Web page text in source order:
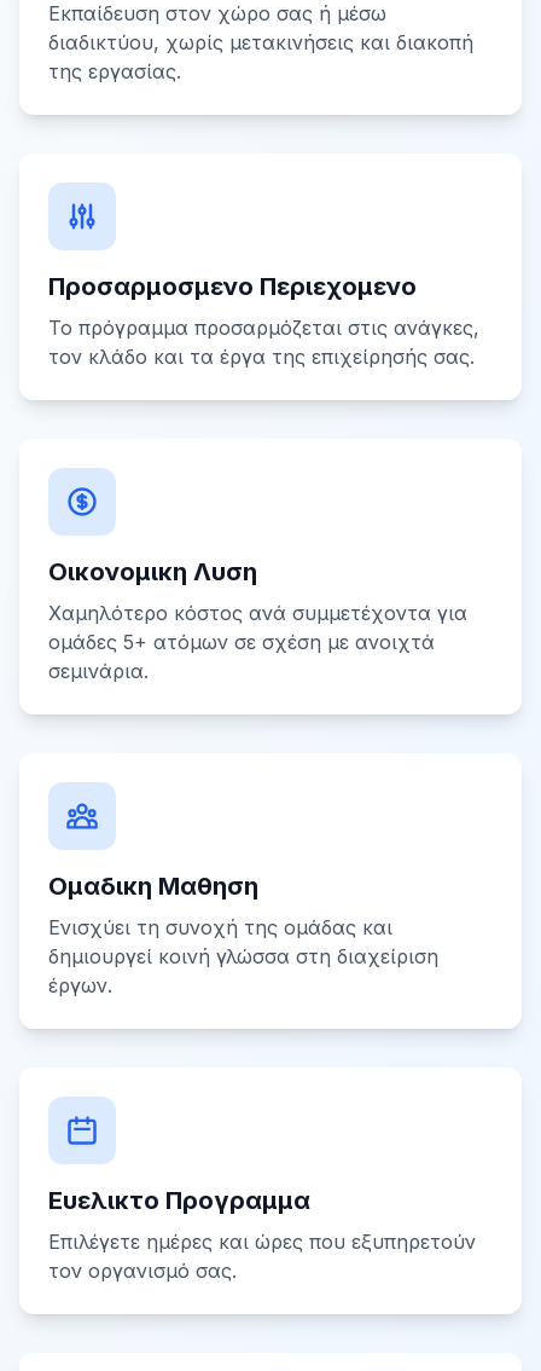
Εκπαίδευση στον χώρο σας ή μέσω
διαδικτύου, χωρίς μετακινήσεις και διακοπή
της εργασίας.
Προσαρμοσμενο Περιεχομενο
Το πρόγραμμα προσαρμόζεται στις ανάγκες,
τον κλάδο και τα έργα της επιχείρησής σας.
Οικονομικη Λυση
Χαμηλότερο κόστος ανά συμμετέχοντα για
ομάδες 5+ ατόμων σε σχέση με ανοιχτά
σεμινάρια.
Ομαδικη Μαθηση
Ενισχύει τη συνοχή της ομάδας και
δημιουργεί κοινή γλώσσα στη διαχείριση
έργων.
Ευελικτο Προγραμμα
Επιλέγετε ημέρες και ώρες που εξυπηρετούν
τον οργανισμό σας.